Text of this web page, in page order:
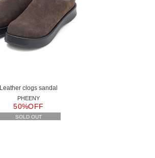
Leather clogs sandal
PHEENY
50%OFF
SOLD OUT